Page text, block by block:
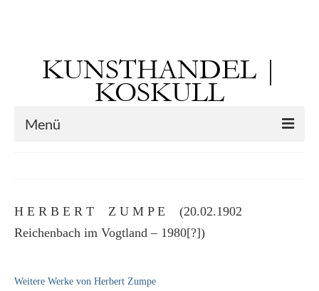
KUNSTHANDEL |
KOSKULL
Menü
H E R B E R T Z U M P E (20.02.1902
Reichenbach im Vogtland – 1980[?])
Weitere Werke von Herbert Zumpe